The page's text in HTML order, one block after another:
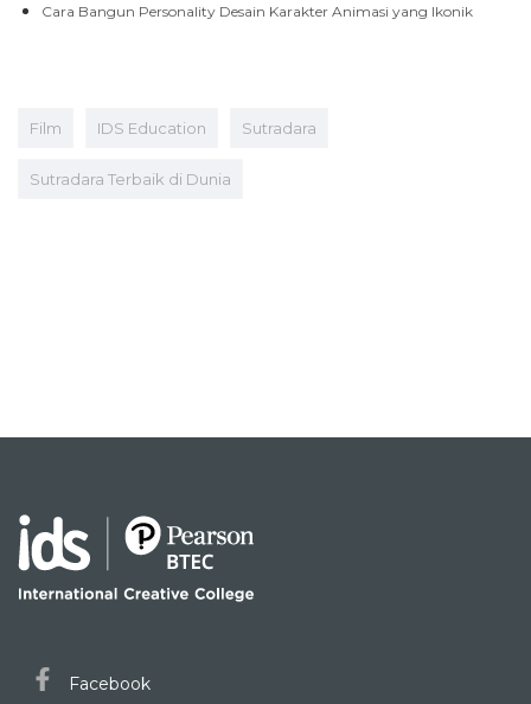
Cara Bangun Personality Desain Karakter Animasi yang Ikonik
Film IDS Education Sutradara
Sutradara Terbaik di Dunia